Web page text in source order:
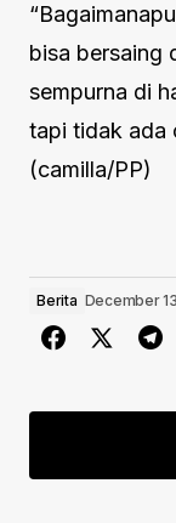
bisa bersaing
sempurna di
tapi tidak ada
(camilla/PP)
Berita December